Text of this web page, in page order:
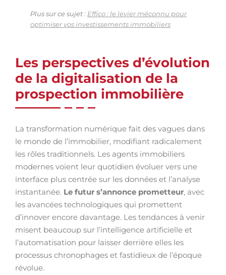
Plus sur ce sujet : Effico : le levier méconnu pour
optimiser vos investissements immobiliers
Les perspectives d’évolution
de la digitalisation de la
prospection immobilière
La transformation numérique fait des vagues dans
le monde de l’immobilier, modifiant radicalement
les rôles traditionnels. Les agents immobiliers
modernes voient leur quotidien évoluer vers une
interface plus centrée sur les données et l’analyse
instantanée. Le futur s’annonce prometteur, avec
les avancées technologiques qui promettent
d’innover encore davantage. Les tendances à venir
misent beaucoup sur l’intelligence artificielle et
l’automatisation pour laisser derrière elles les
processus chronophages et fastidieux de l’époque
révolue.